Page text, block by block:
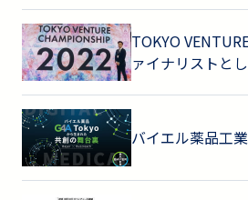
TOKYO
ァイナリストと
バイエル薬品工